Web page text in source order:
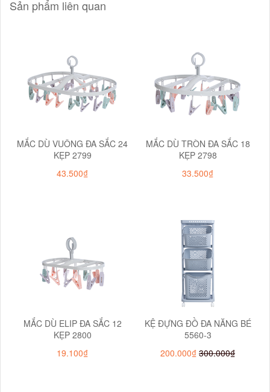
Sản phẩm liên quan
MẮC DÙ VUÔNG ĐA SẮC 24
KẸP 2799
43.500₫
MẮC DÙ TRÒN ĐA SẮC 18
KẸP 2798
33.500₫
MẮC DÙ ELIP ĐA SẮC 12
KẸP 2800
19.100₫
KỆ ĐỰNG ĐỒ ĐA NĂNG BÉ
5560-3
200.000₫ 300.000₫